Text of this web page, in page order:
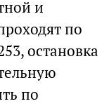
и
по
остановка
по